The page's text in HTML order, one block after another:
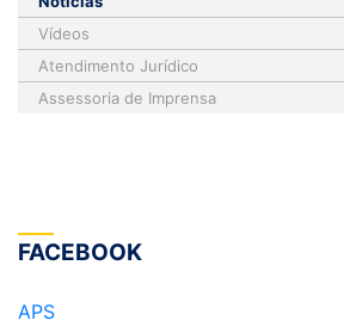
Vídeos
Atendimento Jurídico
Assessoria de Imprensa
FACEBOOK
APS